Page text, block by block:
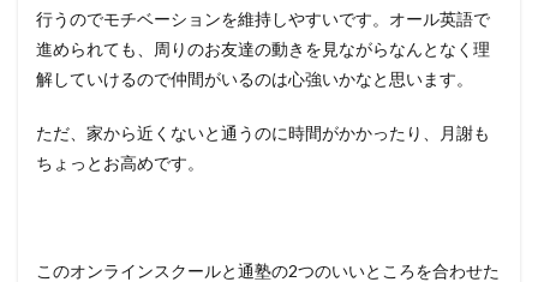
行うのでモチベーションを維持しやすいです。オール英語で
進められても、周りのお友達の動きを見ながらなんとなく理
解していけるので仲間がいるのは心強いかなと思います。
ただ、家から近くないと通うのに時間がかかったり、月謝も
ちょっとお高めです。
このオンラインスクールと通塾の2つのいいところを合わせた